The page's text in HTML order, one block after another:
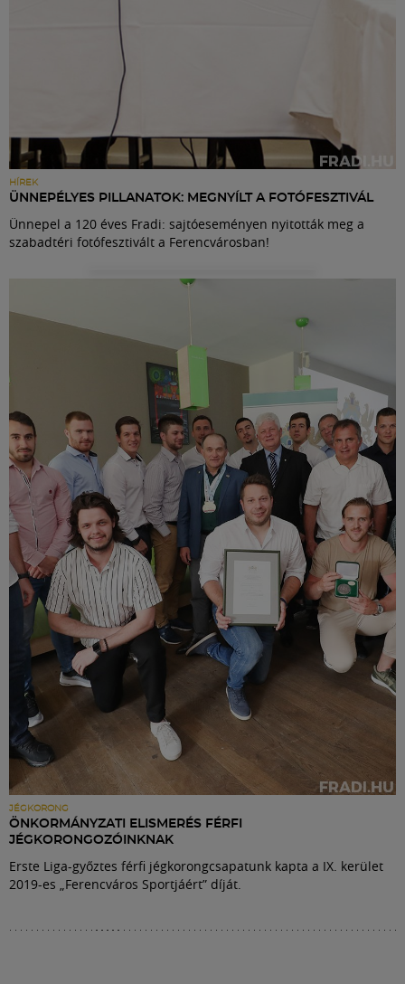
HÍREK
ÜNNEPÉLYES PILLANATOK: MEGNYÍLT A FOTÓFESZTIVÁL
Ünnepel a 120 éves Fradi: sajtóeseményen nyitották meg a
szabadtéri fotófesztivált a Ferencvárosban!
JÉGKORONG
ÖNKORMÁNYZATI ELISMERÉS FÉRFI
JÉGKORONGOZÓINKNAK
Erste Liga-győztes férfi jégkorongcsapatunk kapta a IX. kerület
2019-es „Ferencváros Sportjáért” díját.